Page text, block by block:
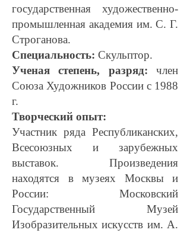
государственная художественно-
промышленная академия им. С. Г.
Строганова.
Специальность: Скульптор.
Ученая степень, разряд: член
Союза Художников России с 1988
г.
Творческий опыт:
Участник ряда Республиканских,
Всесоюзных и зарубежных
выставок. Произведения
находятся в музеях Москвы и
России: Московский
Государственный Музей
Изобразительных искусств им. А.